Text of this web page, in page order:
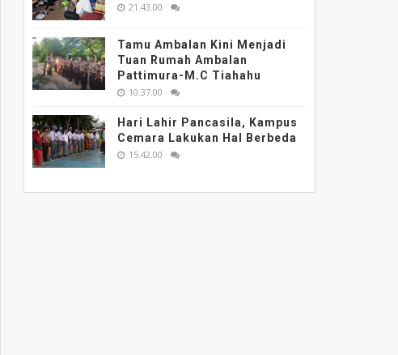
21.43.00
Tamu Ambalan Kini Menjadi
Tuan Rumah Ambalan
Pattimura-M.C Tiahahu
10.37.00
Hari Lahir Pancasila, Kampus
Cemara Lakukan Hal Berbeda
15.42.00